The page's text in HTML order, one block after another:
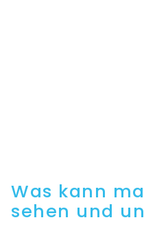
Was kann
sehen und